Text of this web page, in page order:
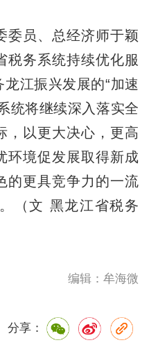
员、总经济师于颖
税务系统持续优化服
江振兴发展的“加速
统将继续深入落实全
，以更大决心，更高
环境促发展取得新成
的更具竞争力的一流
（文 黑龙江省税务
编辑：牟海微
分享：